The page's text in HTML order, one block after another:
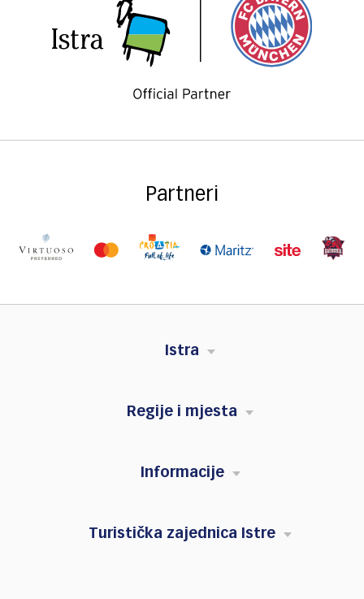
Partneri
Istra
Regije i mjesta
Informacije
Turistička zajednica Istre